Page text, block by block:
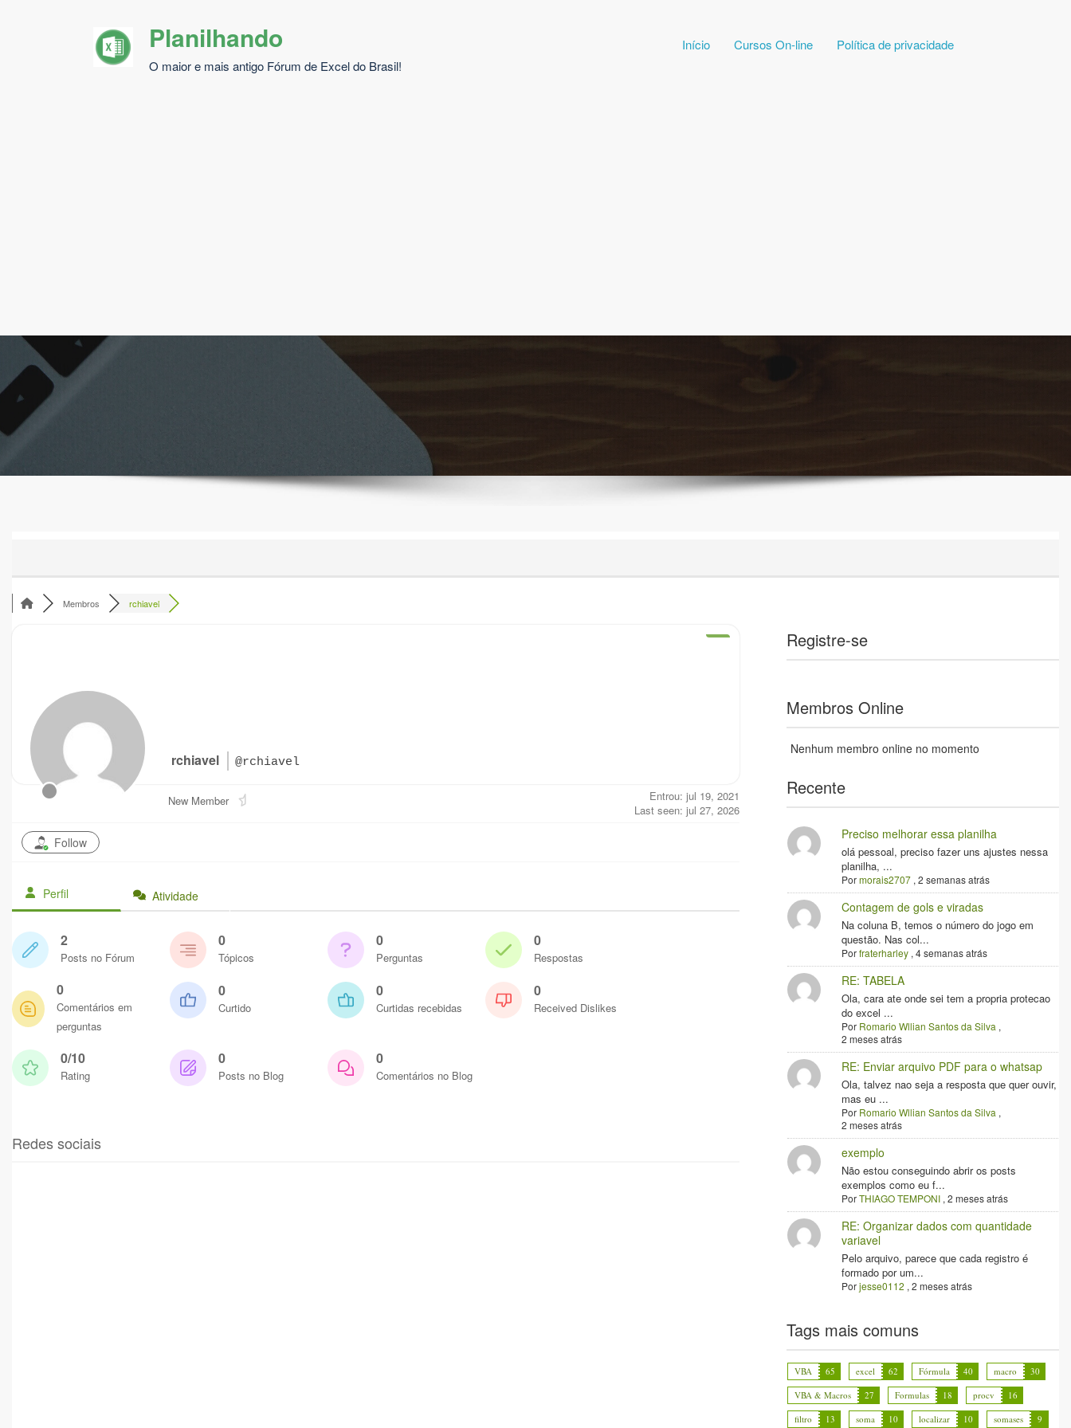
Planilhando
O maior e mais antigo Fórum de Excel do Brasil!
Início Cursos On-line Política de privacidade
Membros rchiavel
rchiavel @rchiavel
New Member
Entrou: jul 19, 2021
Last seen: jul 27, 2026
Follow
Perfil Atividade
2
Posts no Fórum
0
Tópicos
0
Perguntas
0
Respostas
0
Comentários em
perguntas
0
Curtido
0
Curtidas recebidas
0
Received Dislikes
0/10
Rating
0
Posts no Blog
0
Comentários no Blog
Redes sociais
Registre-se
Membros Online
Nenhum membro online no momento
Recente
Preciso melhorar essa planilha
olá pessoal, preciso fazer uns ajustes nessa
planilha, ...
Pormorais2707 ,2 semanas atrás
Contagem de gols e viradas
Na coluna B, temos o número do jogo em
questão. Nas col...
Porfraterharley ,4 semanas atrás
RE: TABELA
Ola, cara ate onde sei tem a propria protecao
do excel ...
Por Romario Wllian Santos da Silva ,
2 meses atrás
RE: Enviar arquivo PDF para o whatsap
Ola, talvez nao seja a resposta que quer ouvir,
mas eu ...
Por Romario Wllian Santos da Silva ,
2 meses atrás
exemplo
Não estou conseguindo abrir os posts
exemplos como eu f...
PorTHIAGO TEMPONI ,2 meses atrás
RE: Organizar dados com quantidade
variavel
Pelo arquivo, parece que cada registro é
formado por um...
Porjesse0112 ,2 meses atrás
Tags mais comuns
VBA 65 excel 62 Fórmula 40 macro
30
VBA & Macros
27 Formulas 18 procv
16
filtro
13 soma 10 localizar 10 somases 9